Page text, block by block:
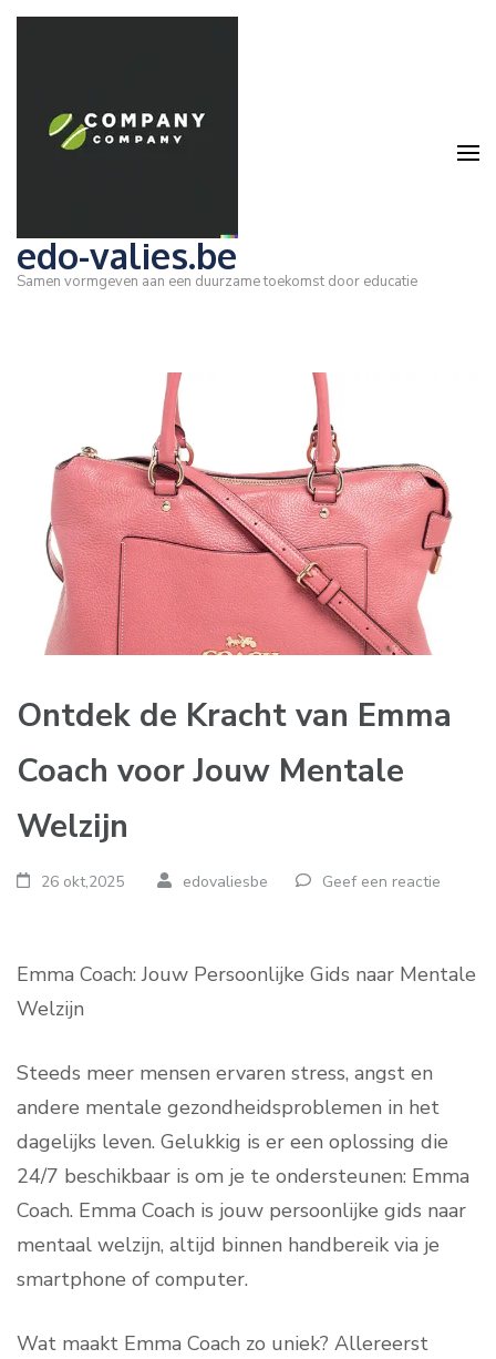
Ga
edo-valies.be
Samen vormgeven aan een duurzame toekomst door educatie
Ontdek de Kracht van Emma
Coach voor Jouw Mentale
Welzijn
26 okt,2025 edovaliesbe Geef een reactie
Emma Coach: Jouw Persoonlijke Gids naar Mentale
Welzijn
Steeds meer mensen ervaren stress, angst en
andere mentale gezondheidsproblemen in het
dagelijks leven. Gelukkig is er een oplossing die
24/7 beschikbaar is om je te ondersteunen: Emma
Coach. Emma Coach is jouw persoonlijke gids naar
mentaal welzijn, altijd binnen handbereik via je
smartphone of computer.
Wat maakt Emma Coach zo uniek? Allereerst